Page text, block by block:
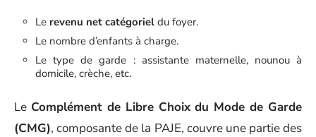
Le revenu net catégoriel du foyer.
Le nombre d’enfants à charge.
Le type de garde : assistante maternelle, nounou à
domicile, crèche, etc.
Le Complément de Libre Choix du Mode de Garde
(CMG), composante de la PAJE, couvre une partie des